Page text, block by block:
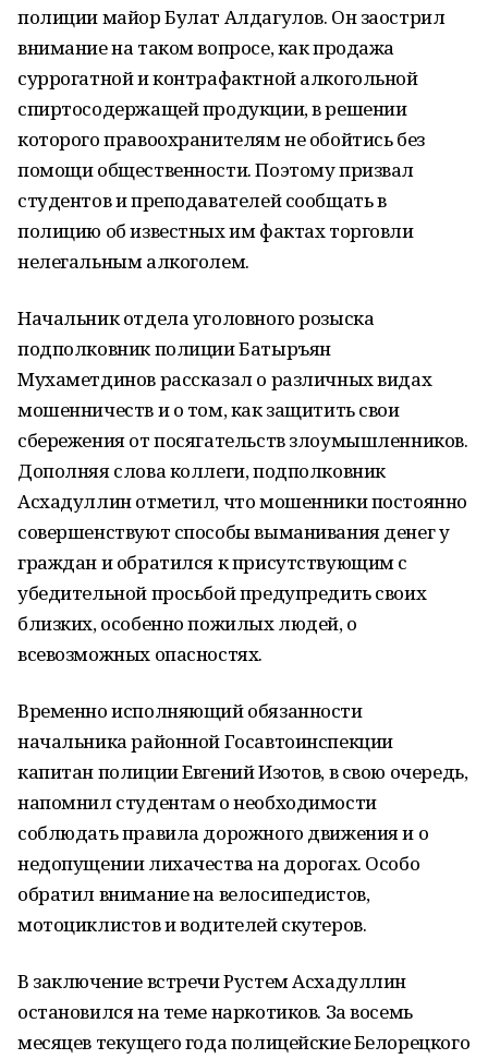
полиции майор Булат Алдагулов. Он заострил
внимание на таком вопросе, как продажа
суррогатной и контрафактной алкогольной
спиртосодержащей продукции, в решении
которого правоохранителям не обойтись без
помощи общественности. Поэтому призвал
студентов и преподавателей сообщать в
полицию об известных им фактах торговли
нелегальным алкоголем.
Начальник отдела уголовного розыска
подполковник полиции Батыръян
Мухаметдинов рассказал о различных видах
мошенничеств и о том, как защитить свои
сбережения от посягательств злоумышленников.
Дополняя слова коллеги, подполковник
Асхадуллин отметил, что мошенники постоянно
совершенствуют способы выманивания денег у
граждан и обратился к присутствующим с
убедительной просьбой предупредить своих
близких, особенно пожилых людей, о
всевозможных опасностях.
Временно исполняющий обязанности
начальника районной Госавтоинспекции
капитан полиции Евгений Изотов, в свою очередь,
напомнил студентам о необходимости
соблюдать правила дорожного движения и о
недопущении лихачества на дорогах. Особо
обратил внимание на велосипедистов,
мотоциклистов и водителей скутеров.
В заключение встречи Рустем Асхадуллин
остановился на теме наркотиков. За восемь
месяцев текущего года полицейские Белорецкого